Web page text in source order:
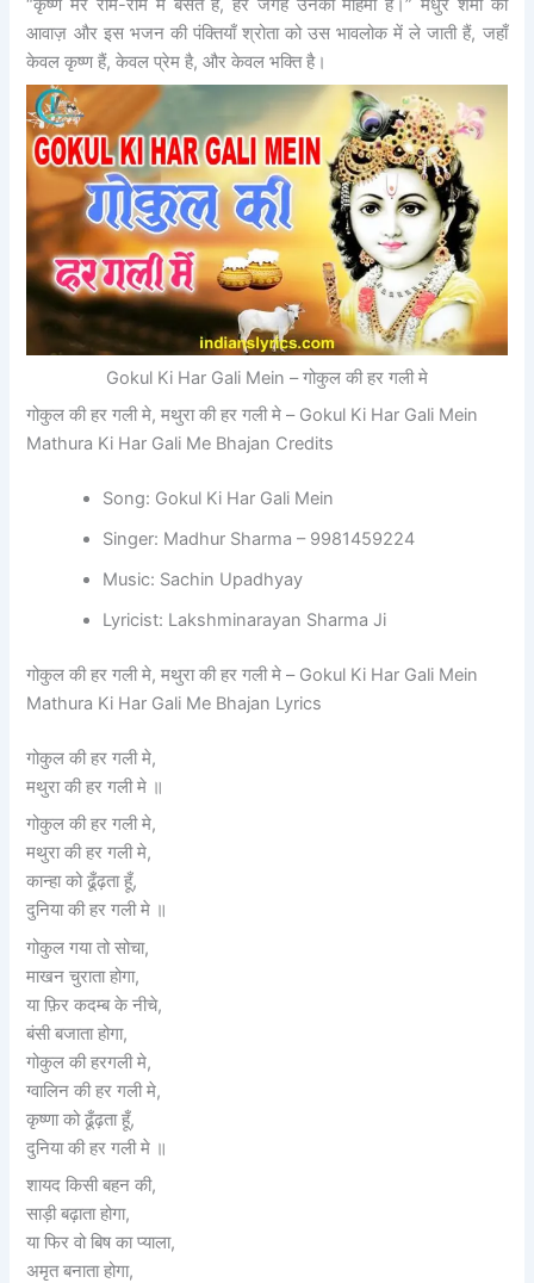
“कृष्ण मेरे रोम-रोम में बसते हैं, हर जगह उनकी महिमा है।” मधुर शर्मा की
आवाज़ और इस भजन की पंक्तियाँ श्रोता को उस भावलोक में ले जाती हैं, जहाँ
केवल कृष्ण हैं, केवल प्रेम है, और केवल भक्ति है।
Gokul Ki Har Gali Mein – गोकुल की हर गली मे
गोकुल की हर गली मे, मथुरा की हर गली मे – Gokul Ki Har Gali Mein
Mathura Ki Har Gali Me Bhajan Credits
Song: Gokul Ki Har Gali Mein
Singer: Madhur Sharma – 9981459224
Music: Sachin Upadhyay
Lyricist: Lakshminarayan Sharma Ji
गोकुल की हर गली मे, मथुरा की हर गली मे – Gokul Ki Har Gali Mein
Mathura Ki Har Gali Me Bhajan Lyrics
गोकुल की हर गली मे,
मथुरा की हर गली मे ॥
गोकुल की हर गली मे,
मथुरा की हर गली मे,
कान्हा को ढूँढ़ता हूँ,
दुनिया की हर गली मे ॥
गोकुल गया तो सोचा,
माखन चुराता होगा,
या फ़िर कदम्ब के नीचे,
बंसी बजाता होगा,
गोकुल की हरगली मे,
ग्वालिन की हर गली मे,
कृष्णा को ढूँढ़ता हूँ,
दुनिया की हर गली मे ॥
शायद किसी बहन की,
साड़ी बढ़ाता होगा,
या फिर वो बिष का प्याला,
अमृत बनाता होगा,